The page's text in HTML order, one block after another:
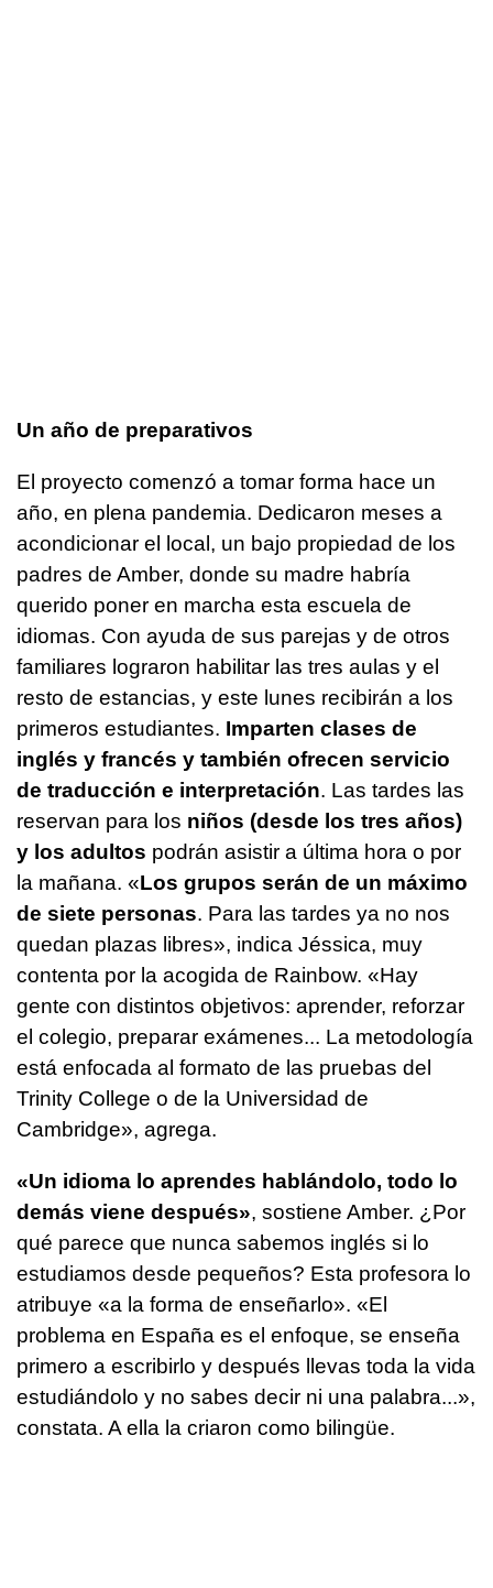
Un año de preparativos
El proyecto comenzó a tomar forma hace un
año, en plena pandemia. Dedicaron meses a
acondicionar el local, un bajo propiedad de los
padres de Amber, donde su madre habría
querido poner en marcha esta escuela de
idiomas. Con ayuda de sus parejas y de otros
familiares lograron habilitar las tres aulas y el
resto de estancias, y este lunes recibirán a los
primeros estudiantes. Imparten clases de
inglés y francés y también ofrecen servicio
de traducción e interpretación. Las tardes las
reservan para los niños (desde los tres años)
y los adultos podrán asistir a última hora o por
la mañana. «Los grupos serán de un máximo
de siete personas. Para las tardes ya no nos
quedan plazas libres», indica Jéssica, muy
contenta por la acogida de Rainbow. «Hay
gente con distintos objetivos: aprender, reforzar
el colegio, preparar exámenes... La metodología
está enfocada al formato de las pruebas del
Trinity College o de la Universidad de
Cambridge», agrega.
«Un idioma lo aprendes hablándolo, todo lo
demás viene después», sostiene Amber. ¿Por
qué parece que nunca sabemos inglés si lo
estudiamos desde pequeños? Esta profesora lo
atribuye «a la forma de enseñarlo». «El
problema en España es el enfoque, se enseña
primero a escribirlo y después llevas toda la vida
estudiándolo y no sabes decir ni una palabra...»,
constata. A ella la criaron como bilingüe.